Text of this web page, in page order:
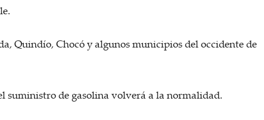
Quindío, Chocó y algunos municipios del occidente de
suministro de gasolina volverá a la normalidad.